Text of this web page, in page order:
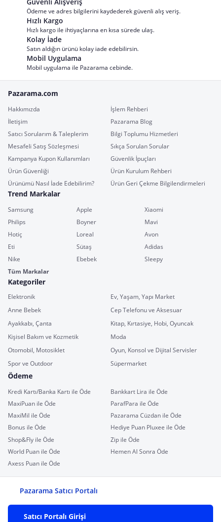
Ödeme ve adres bilgilerini kaydederek güvenli alış veriş.
Hızlı Kargo
Hızlı kargo ile ihtiyaçlarına en kısa sürede ulaş.
Kolay İade
Satın aldığın ürünü kolay iade edebilirsin.
Mobil Uygulama
Mobil uygulama ile Pazarama cebinde.
Pazarama.com
Hakkımızda
İşlem Rehberi
İletişim
Pazarama Blog
Satıcı Sorularım & Taleplerim
Bilgi Toplumu Hizmetleri
Mesafeli Satış Sözleşmesi
Sıkça Sorulan Sorular
Kampanya Kupon Kullanımları
Güvenlik İpuçları
Ürün Güvenliği
Ürün Kurulum Rehberi
Ürünümü Nasıl İade Edebilirim?
Ürün Geri Çekme Bilgilendirmeleri
Trend Markalar
Samsung Apple
Xiaomi
Philips
Boyner
Mavi
Hotiç
Loreal
Avon
Eti
Sütaş
Adidas
Nike
Ebebek
Sleepy
Tüm Markalar
Kategoriler
Elektronik
Ev, Yaşam, Yapı Market
Anne Bebek
Cep Telefonu ve Aksesuar
Ayakkabı, Çanta
Kitap, Kırtasiye, Hobi, Oyuncak
Kişisel Bakım ve Kozmetik
Moda
Otomobil, Motosiklet
Oyun, Konsol ve Dijital Servisler
Spor ve Outdoor
Süpermarket
Ödeme
Kredi Kartı/Banka Kartı ile Öde
Bankkart Lira ile Öde
MaxiPuan ile Öde
ParafPara ile Öde
MaxiMil ile Öde
Pazarama Cüzdan ile Öde
Bonus ile Öde
Hediye Puan Pluxee ile Öde
Shop&Fly ile Öde
Zip ile Öde
World Puan ile Öde
Hemen Al Sonra Öde
Axess Puan ile Öde
Pazarama Satıcı Portalı
Satıcı Portalı Girişi